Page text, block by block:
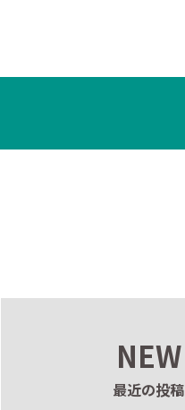
NEW
最近の投稿